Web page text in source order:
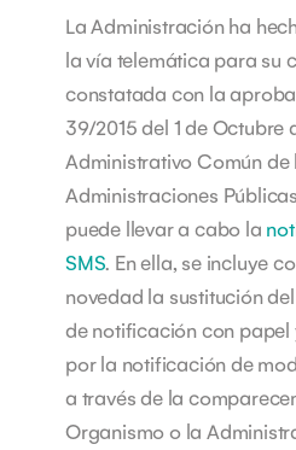
La Administración ha
la vía telemática para su
constatada con la
39/2015 del 1 de Octubre
Administrativo Común de
Administraciones
puede llevar a cabo la
SMS. En ella, se incluye
novedad la sustitución
de notificación con papel
por la notificación de
a través de la
Organismo o la